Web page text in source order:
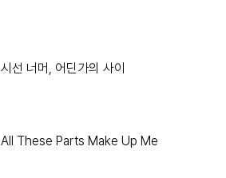
시선 너머, 어딘가의 사이
All These Parts Make Up Me